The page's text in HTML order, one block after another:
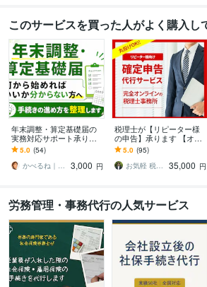
このサービスを買った人がよく購入し
年末調整・算定基礎届の
実務対応サポート承りま
す 手続きの流れや設定を
実務ベースで整理し、安
心して進められます
5.0 (54)
かべるね｜給与計算代行（相談可・安心）
3,000 円
税理士が【リピーター様
の申告】承ります 【オン
ライン申告専門なので、
明瞭料金・シンプル完結
です】
5.0 (95)
お気軽 税理士
35,000 円
労務管理・事務代行の人気サービス